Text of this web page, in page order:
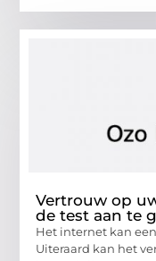
Vertrouw op
de test aan te
Het internet kan
Uiteraard kan het